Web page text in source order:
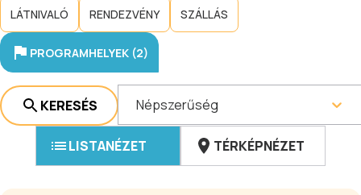
LÁTNIVALÓ RENDEZVÉNY SZÁLLÁS
PROGRAMHELYEK (2)
KERESÉS Népszerűség
LISTANÉZET TÉRKÉPNÉZET